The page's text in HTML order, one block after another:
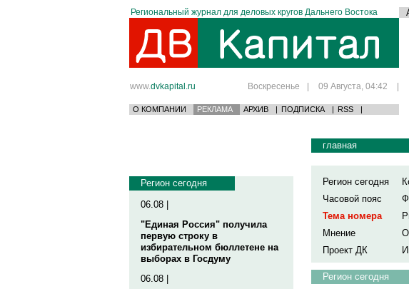
Региональный журнал для деловых кругов Дальнего Востока
www.dvkapital.ru Воскресенье | 09 Августа, 04:42 |
О КОМПАНИИ РЕКЛАМА АРХИВ | ПОДПИСКА | RSS |
Регион сегодня
06.08 |
"Единая Россия" получила
первую строку в
избирательном бюллетене на
выборах в Госдуму
06.08 |
главная
Регион сегодня
Часовой пояс
Тема номера
Мнение
Проект ДК
Регион сегодня